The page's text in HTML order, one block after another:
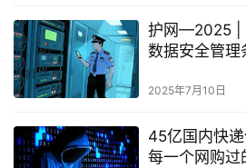
护网—2025 |
数据安全管理
2025年7月10日
45亿国内快
每一个网购过